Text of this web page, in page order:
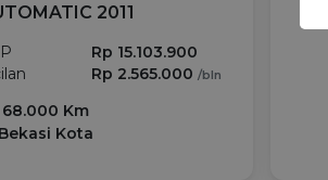
2011
Rp 15.103.900
Rp 2.565.000/bln
68.000 Km
Bekasi Kota